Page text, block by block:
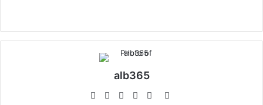
alb365
WebsiteFacebook
TwitterLinkedInYouTube
Instagram